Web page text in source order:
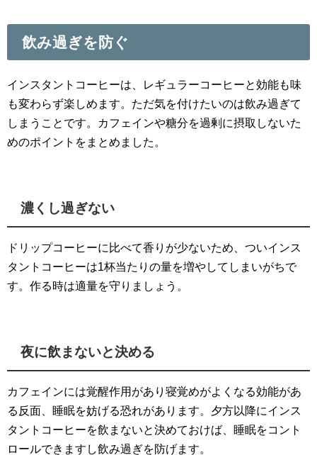
飲み過ぎを防ぐ
インスタントコーヒーは、レギュラーコーヒーと効能も味
も変わらず楽しめます。ただ気を付けたいのは飲み過ぎて
しまうことです。カフェインや糖分を過剰に摂取しないた
めのポイントをまとめました。
濃くし過ぎない
ドリップコーヒーに比べて香りが少ないため、ついインス
タントコーヒーは1杯当たりの量を増やしてしまいがちで
す。作る時は適量を守りましょう。
夜に飲まないと決める
カフェインには覚醒作用があり寝覚めがよくなる効能があ
る反面、睡眠を妨げる恐れがあります。夕方以降にインス
タントコーヒーを飲まないと決めておけば、睡眠をコント
ロールできますし飲み過ぎを防げます。